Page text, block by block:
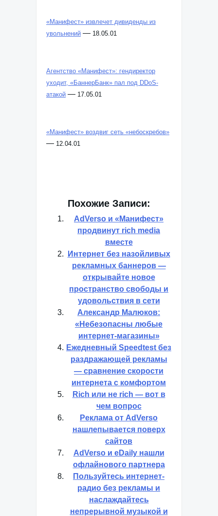
«Манифест» извлечет дивиденды из
увольнений — 18.05.01
Агентство «Манифест»: гендиректор
уходит, «БаннерБанк» пал под DDoS-
атакой — 17.05.01
«Манифест» воздвиг сеть «небоскребов»
— 12.04.01
Похожие Записи:
AdVerso и «Манифест»
продвинут rich media
вместе
Интернет без назойливых
рекламных баннеров —
открывайте новое
пространство свободы и
удовольствия в сети
Александр Малюков:
«Небезопасны любые
интернет-магазины»
Ежедневный Speedtest без
раздражающей рекламы
— сравнение скорости
интернета с комфортом
Rich или не rich — вот в
чем вопрос
Реклама от AdVerso
нашлепывается поверх
сайтов
AdVerso и eDaily нашли
офлайнового партнера
Пользуйтесь интернет-
радио без рекламы и
наслаждайтесь
непрерывной музыкой и